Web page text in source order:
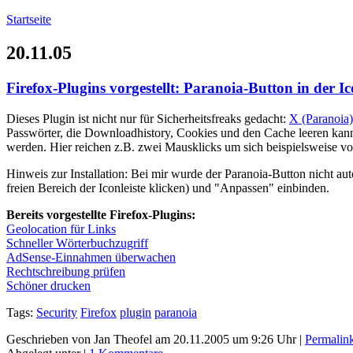
Startseite
20.11.05
Firefox-Plugins vorgestellt: Paranoia-Button in der
Dieses Plugin ist nicht nur für Sicherheitsfreaks gedacht: X
Passwörter, die Downloadhistory, Cookies und den Cache leeren
werden. Hier reichen z.B. zwei Mausklicks um sich beispielsweise
Hinweis zur Installation: Bei mir wurde der Paranoia-Button nicht
freien Bereich der Iconleiste klicken) und "Anpassen" einbinden.
Bereits vorgestellte Firefox-Plugins:
Geolocation für Links
Schneller Wörterbuchzugriff
AdSense-Einnahmen überwachen
Rechtschreibung prüfen
Schöner drucken
Tags: Security Firefox plugin paranoia
Geschrieben von Jan Theofel am 20.11.2005 um 9:26 Uhr |